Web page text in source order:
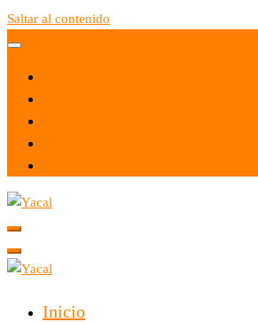
Saltar al contenido
Yacal micro hosting
Inicio